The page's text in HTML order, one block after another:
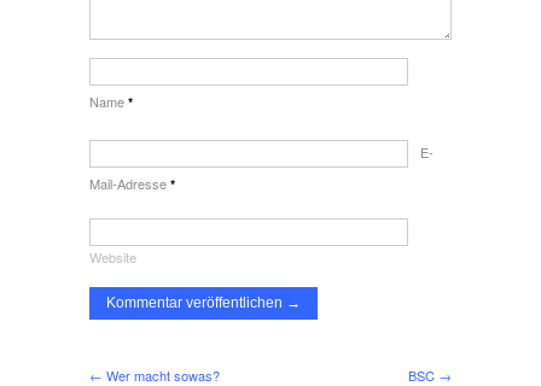
Name *
E-
Mail-Adresse *
Website
← Wer macht sowas? BSC →